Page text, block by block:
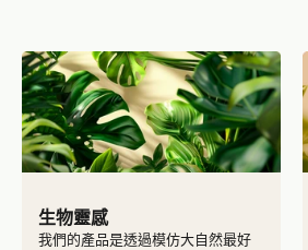
生物靈感
我們的產品是透過模仿大自然最好